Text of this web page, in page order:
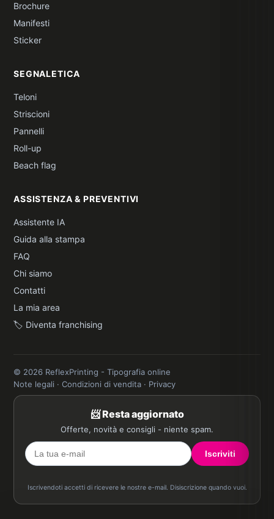
Brochure
Manifesti
Sticker
SEGNALETICA
Teloni
Striscioni
Pannelli
Roll-up
Beach flag
ASSISTENZA & PREVENTIVI
Assistente IA
Guida alla stampa
FAQ
Chi siamo
Contatti
La mia area
🏷️ Diventa franchising
© 2026 ReflexPrinting - Tipografia online
Note legali · Condizioni di vendita · Privacy
📨 Resta aggiornato
Offerte, novità e consigli - niente spam.
Iscriviti
Iscrivendoti accetti di ricevere le nostre e-mail. Disiscrizione quando vuoi.